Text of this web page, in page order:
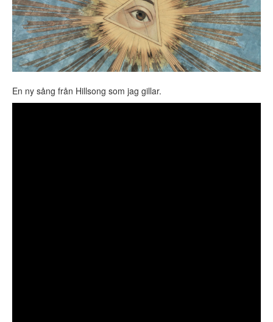
En ny sång från Hillsong som jag gillar.